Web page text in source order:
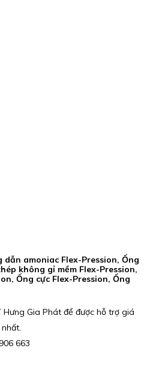
dẫn amoniac Flex-Pression, Ống
không gỉ mềm Flex-Pression,
Ống cực Flex-Pression, Ống
Hưng Gia Phát để được hỗ trợ giá
663